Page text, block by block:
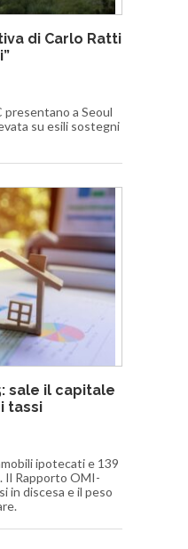
di Carlo Ratti
presentano a Seoul
su esili sostegni
sale il capitale
tassi
ipotecati e 139
Il Rapporto OMI-
in discesa e il peso